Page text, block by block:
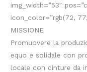
img_width=”53″
icon_color=”rgb(72,
MISSIONE
Promuovere la
equo e solidale con
locale con cinture da